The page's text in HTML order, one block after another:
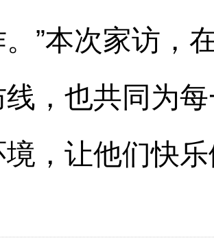
”本次家访，
，也共同为
，让他们快